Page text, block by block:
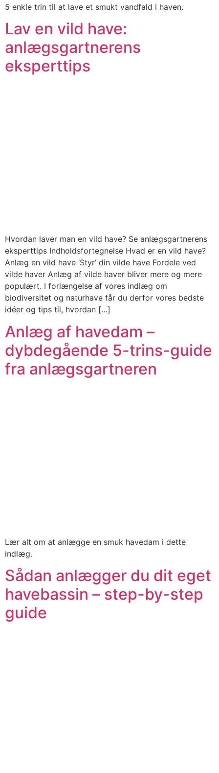
5 enkle trin til at lave et smukt vandfald i haven.
Lav en vild have:
anlægsgartnerens
eksperttips
Hvordan laver man en vild have? Se anlægsgartnerens
eksperttips Indholdsfortegnelse Hvad er en vild have?
Anlæg en vild have ‘Styr’ din vilde have Fordele ved
vilde haver Anlæg af vilde haver bliver mere og mere
populært. I forlængelse af vores indlæg om
biodiversitet og naturhave får du derfor vores bedste
idéer og tips til, hvordan […]
Anlæg af havedam –
dybdegående 5-trins-guide
fra anlægsgartneren
Lær alt om at anlægge en smuk havedam i dette
indlæg.
Sådan anlægger du dit eget
havebassin – step-by-step
guide